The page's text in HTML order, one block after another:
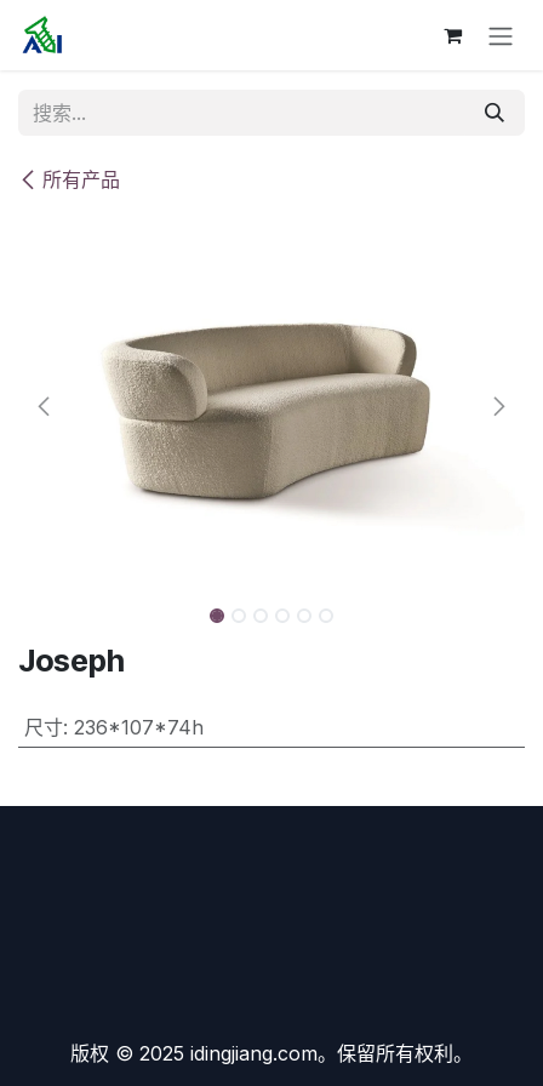
跳至内容
所有产品
Joseph
尺寸: 236*107*74h
版权 © 2025 idingjiang.com。保留所有权利。